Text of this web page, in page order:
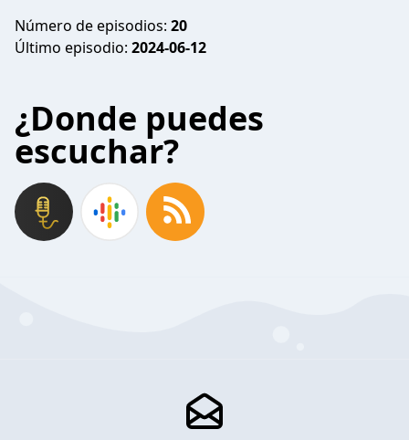
Número de episodios: 20
Último episodio: 2024-06-12
¿Donde puedes
escuchar?